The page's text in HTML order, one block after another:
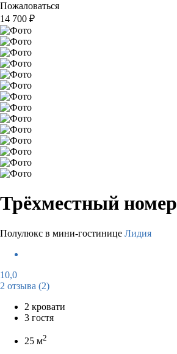
Пожаловаться
14 700 ₽
Трёхместный номер
Полулюкс в мини-гостинице Лидия
10,0
2 отзыва (2)
2 кровати
3 гостя
25 м2